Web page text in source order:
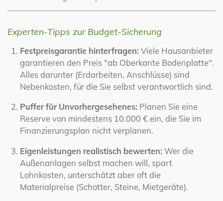
Experten-Tipps zur Budget-Sicherung
Festpreisgarantie hinterfragen:Viele Hausanbieter
garantieren den Preis "ab Oberkante Bodenplatte".
Alles darunter (Erdarbeiten, Anschlüsse) sind
Nebenkosten, für die Sie selbst verantwortlich sind.
Puffer für Unvorhergesehenes:Planen Sie eine
Reserve von mindestens 10.000 € ein, die Sie im
Finanzierungsplan nicht verplanen.
Eigenleistungen realistisch bewerten:Wer die
Außenanlagen selbst machen will, spart
Lohnkosten, unterschätzt aber oft die
Materialpreise (Schotter, Steine, Mietgeräte).